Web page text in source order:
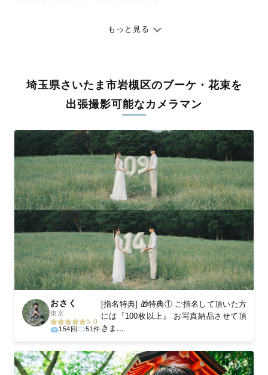
ありのままの空気感を大切に、何十年経っても見返したくなるよ
料金は全国どこでも一律。わかりやすく安心の価格設定です。オ
リジナルの研修と厳正な審査に合格し、撮影技術やホスピタリテ
ィを身につけたプロのカメラマンが全国47都道府県に在籍してい
験をお届けします。
丁寧なレタッチで思い出を美しく仕上げます
撮影後は、独自の編集技術で写真の明るさや色合いを丁寧に調
整。自然な雰囲気を残しつつも、おしゃれで洗練された仕上がり
に。きっと「こんな写真を撮ってほしかった！」と思える一枚に
出会えます。まずは、ラブグラフの
撮影事例 をご覧ください。
もっと見る
埼玉県さいたま市岩槻区のブーケ・花束を
出張撮影可能なカメラマン
おさく
東京
5.0
154回 51件
[指名特典] 🎁特典① ご指名して頂いた方
には『100枚以上』 お写真納品させて頂
きま...